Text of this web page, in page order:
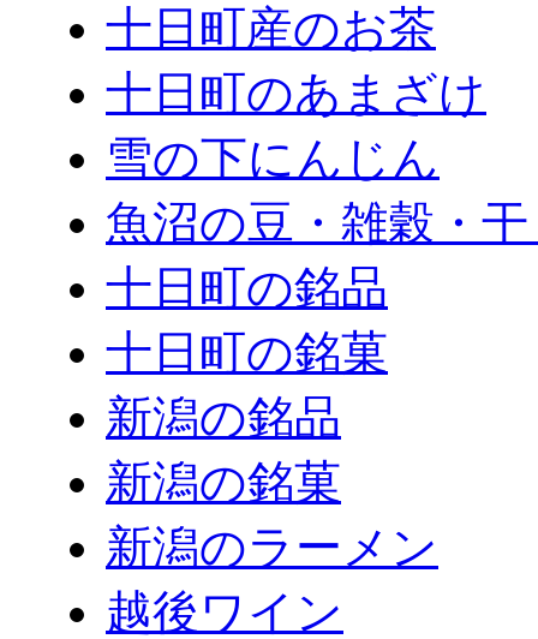
十日町産のお茶
十日町のあまざけ
雪の下にんじん
魚沼の豆・雑穀・
十日町の銘品
十日町の銘菓
新潟の銘品
新潟の銘菓
新潟のラーメン
越後ワイン